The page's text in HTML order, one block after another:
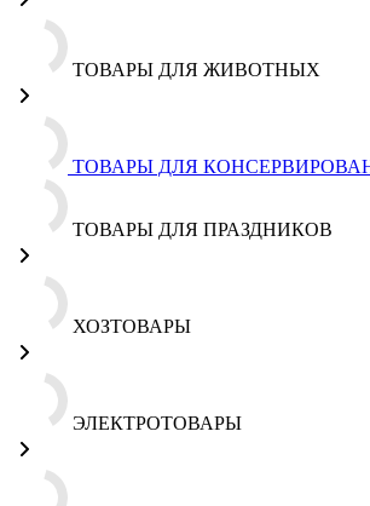
ТОВАРЫ ДЛЯ ЖИВОТНЫХ
ТОВАРЫ ДЛЯ
ТОВАРЫ ДЛЯ ПРАЗДНИКОВ
ХОЗТОВАРЫ
ЭЛЕКТРОТОВАРЫ